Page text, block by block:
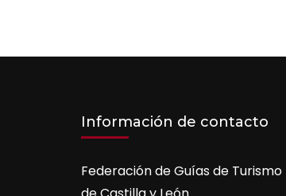
Información de contacto
Federación de Guías de Turismo